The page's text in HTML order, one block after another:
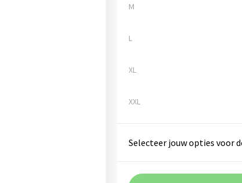
M
L
XL
XXL
Selecteer jouw opties voor